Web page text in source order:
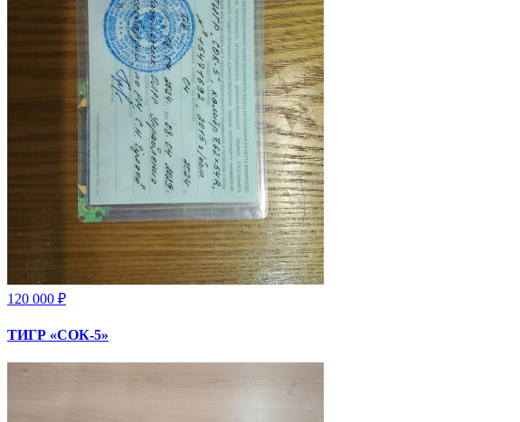
120 000 ₽
ТИГР «СОК-5»